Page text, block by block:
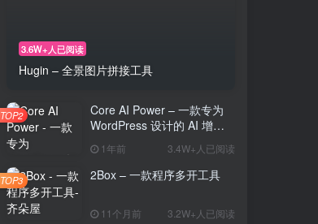
3.6W+人已阅读
Hugin – 全景图片拼接工具
Core AI Power – 一款专为
WordPress 设计的 AI 增强
插件1年前 3.4W+人已阅读
TOP2
2Box – 一款程序多开工具
11个月前 3.2W+人已阅读
TOP3